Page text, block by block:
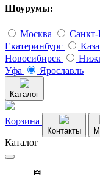
Шоурумы:
Москва Санкт-
Екатеринбург
Новосибирск
Уфа
Ярославль
Каталог
Корзина
Контакты
Каталог